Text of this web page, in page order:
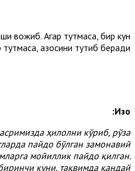
вожиб. Агар тутмаса, бир кун
қазосини тутиб беради.
«Қозихон», «Ихтиёр».
Изоҳ:
ҳилолни кўриб, рўза
пайдо бўлган замонавий
мойиллик пайдо қилган.
куни, тақвимда қандай